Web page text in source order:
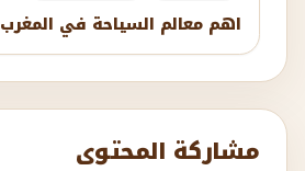
اهم معالم السياحة في المغرب
مشاركة المحتوى